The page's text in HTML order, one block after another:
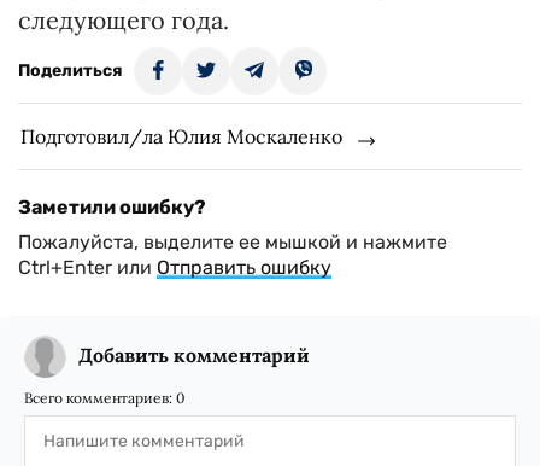
следующего года.
Поделиться
Подготовил/ла Юлия Москаленко
Заметили ошибку?
Пожалуйста, выделите ее мышкой и нажмите
Ctrl+Enter или Отправить ошибку
Добавить комментарий
Всего комментариев: 0